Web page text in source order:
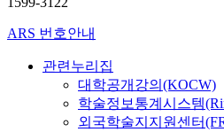
ARS 번호안내
관련누리집
대학공개강의(KOCW)
학술정보통계시스템
외국학술지지원센터